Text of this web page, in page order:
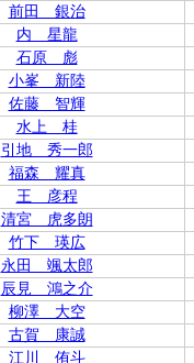
前田 銀治
内 星龍
石原 彪
小峯 新陸
佐藤 智輝
水上 桂
引地 秀一郎
福森 耀真
王 彦程
清宮 虎多朗
竹下 瑛広
永田 颯太郎
辰見 鴻之介
柳澤 大空
古賀 康誠
江川 侑斗